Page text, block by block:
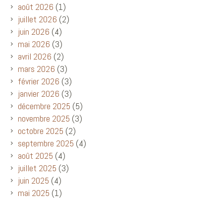
août 2026 (1)
juillet 2026 (2)
juin 2026 (4)
mai 2026 (3)
avril 2026 (2)
mars 2026 (3)
février 2026 (3)
janvier 2026 (3)
décembre 2025 (5)
novembre 2025 (3)
octobre 2025 (2)
septembre 2025 (4)
août 2025 (4)
juillet 2025 (3)
juin 2025 (4)
mai 2025 (1)